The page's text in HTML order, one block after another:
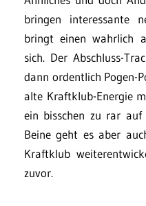
bringen interessante
bringt einen wahrlich
sich. Der Abschluss-
dann ordentlich Pogen-
alte Kraftklub-Energie
ein bisschen zu rar
Beine geht es aber
Kraftklub
zuvor.